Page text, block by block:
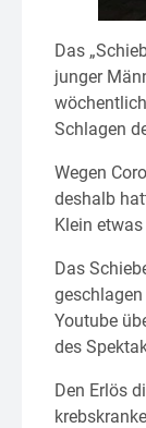
Das
junger
Schlagen
Wegen
deshalb
Klein
Das
Youtube
des
Den Erlös